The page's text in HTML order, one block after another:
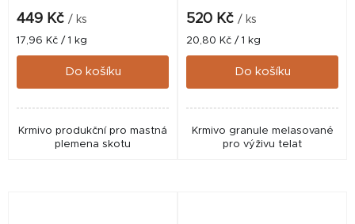
449 Kč / ks
Měrná
cena:
17,96 Kč / 1 kg
Do košíku
Krmivo produkční pro mastná
plemena skotu
520 Kč / ks
Měrná
cena:
20,80 Kč / 1 kg
Do košíku
Krmivo granule melasované
pro výživu telat